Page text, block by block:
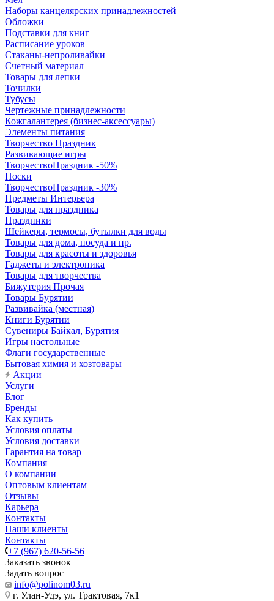
Наборы канцелярских принадлежностей
Обложки
Подставки для книг
Расписание уроков
Стаканы-непроливайки
Счетный материал
Товары для лепки
Точилки
Тубусы
Чертежные принадлежности
Кожгалантерея (бизнес-аксессуары)
Элементы питания
Творчество Праздник
Развивающие игры
ТворчествоПраздник -50%
Носки
ТворчествоПраздник -30%
Предметы Интерьера
Товары для праздника
Праздники
Шейкеры, термосы, бутылки для воды
Товары для дома, посуда и пр.
Товары для красоты и здоровья
Гаджеты и электроника
Товары для творчества
Бижутерия Прочая
Товары Бурятии
Развивайка (местная)
Книги Бурятии
Сувениры Байкал, Бурятия
Игры настольные
Флаги государственные
Бытовая химия и хозтовары
Акции
Услуги
Блог
Бренды
Как купить
Условия оплаты
Условия доставки
Гарантия на товар
Компания
О компании
Оптовым клиентам
Отзывы
Карьера
Контакты
Наши клиенты
Контакты
+7 (967) 620-56-56
Заказать звонок
Задать вопрос
info@polinom03.ru
г. Улан-Удэ, ул. Трактовая, 7к1